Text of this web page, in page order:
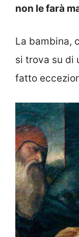
non le farà
La bambina,
si trova su di
fatto